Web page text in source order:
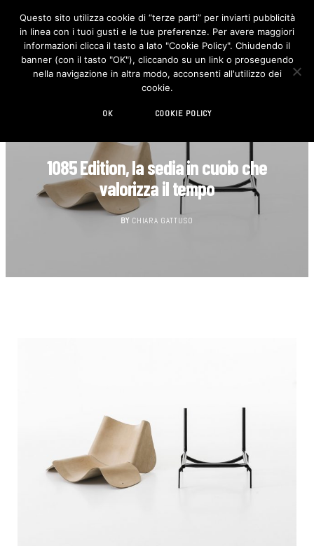
F
c
e
b
o
I
n
s
t
1085 Edition, la sedia in cuoio che
valorizza il tempo
BY CHIARA GATTUSO
Questo sito utilizza cookie di “terze parti” per inviarti pubblicità
in linea con i tuoi gusti e le tue preferenze. Per avere maggiori
informazioni clicca il tasto a lato "Cookie Policy". Chiudendo il
banner (con il tasto "OK"), cliccando su un link o proseguendo
nella navigazione in altra modo, acconsenti all'utilizzo dei
cookie.
OK COOKIE POLICY